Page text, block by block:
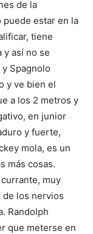
de la
puede estar en la
tiene
y así no se
Spagnolo
y ve bien el
a los 2 metros y
en junior
y fuerte,
mola, es un
más cosas.
muy
de los nervios
Randolph
que meterse en